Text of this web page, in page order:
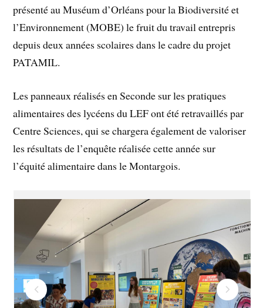
présenté au Muséum d’Orléans pour la Biodiversité et
l’Environnement (MOBE) le fruit du travail entrepris
depuis deux années scolaires dans le cadre du projet
PATAMIL.
Les panneaux réalisés en Seconde sur les pratiques
alimentaires des lycéens du LEF ont été retravaillés par
Centre Sciences, qui se chargera également de valoriser
les résultats de l’enquête réalisée cette année sur
l’équité alimentaire dans le Montargois.